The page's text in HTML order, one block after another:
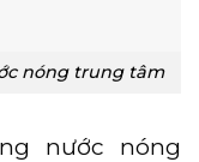
nóng trung tâm
nước nóng